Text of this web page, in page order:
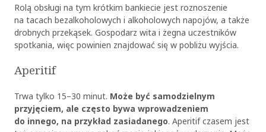
Rolą obsługi na tym krótkim bankiecie jest roznoszenie
na tacach bezalkoholowych i alkoholowych napojów, a także
drobnych przekąsek. Gospodarz wita i żegna uczestników
spotkania, więc powinien znajdować się w pobliżu wyjścia.
Aperitif
Trwa tylko 15–30 minut. Może być samodzielnym
przyjęciem, ale często bywa wprowadzeniem
do innego, na przykład zasiadanego. Aperitif czasem jest